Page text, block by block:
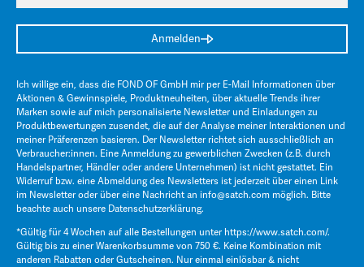
Anmelden
Ich willige ein, dass die FOND OF GmbH mir per E-Mail Informationen über
Aktionen & Gewinnspiele, Produktneuheiten, über aktuelle Trends ihrer
Marken sowie auf mich personalisierte Newsletter und Einladungen zu
Produktbewertungen zusendet, die auf der Analyse meiner Interaktionen und
meiner Präferenzen basieren. Der Newsletter richtet sich ausschließlich an
Verbraucher:innen. Eine Anmeldung zu gewerblichen Zwecken (z.B. durch
Handelspartner, Händler oder andere Unternehmen) ist nicht gestattet. Ein
Widerruf bzw. eine Abmeldung des Newsletters ist jederzeit über einen Link
im Newsletter oder über eine Nachricht an info@satch.com möglich. Bitte
beachte auch unsere Datenschutzerklärung.
*Gültig für 4 Wochen auf alle Bestellungen unter https://www.satch.com/.
Gültig bis zu einer Warenkorbsumme von 750 €. Keine Kombination mit
anderen Rabatten oder Gutscheinen. Nur einmal einlösbar & nicht